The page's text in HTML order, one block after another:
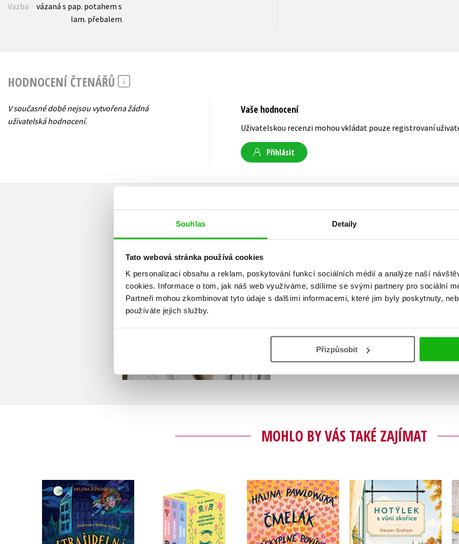
Souhlas Detaily
Tato webová stránka používá cookies
K personalizaci obsahu a reklam, poskytování funkcí sociálních médií a analýze naší
cookies. Informace o tom, jak náš web využíváme, sdílíme se svými partnery pro sociální
Partneři mohou zkombinovat tyto údaje s dalšími informacemi, které jim byly poskytnuty,
používáte jejich služby.
Přizpůsobit
Vazba
vázaná s pap. potahem s
lam. přebalem
HODNOCENÍ ČTENÁŘŮ
V současné době nejsou vytvořena žádná
uživatelská hodnocení.
Vaše hodnocení
Uživatelskou recenzi mohou vkládat pouze registrovaní
Přihlásit
Helena Žižková se věnuje knížkám pro menší
pedagogickou školu, poté učitelství na
době učí na prvním stupni Základní školy v
Zobrazit profil autora
MOHLO BY VÁS TAKÉ ZAJÍMAT
Strašidelná škola
Helena Žižková
Záhady oxfordské
čajovny - BOX
H. Y. Hanna
Čmelák - Láskyplné
povídky
Halina Pawlowská
Hotýlek s vůní skořice
Harper Graham